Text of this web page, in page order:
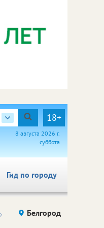
18+
8 августа 2026 г.
суббота
Гид по городу
Здоровье компаний (на
правах
Белгород